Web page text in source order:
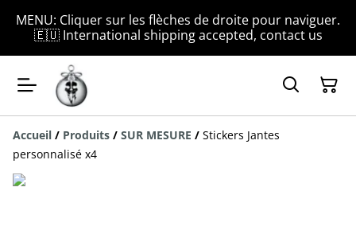
MENU: Cliquer sur les flèches de droite pour naviguer.
🇪🇺 International shipping accepted, contact us
Accueil / Produits / SUR MESURE / Stickers Jantes
personnalisé x4